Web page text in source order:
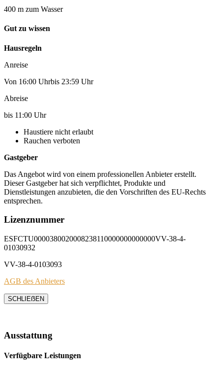
400 m zum Wasser
Gut zu wissen
Hausregeln
Anreise
Von 16:00 Uhrbis 23:59 Uhr
Abreise
bis 11:00 Uhr
Haustiere nicht erlaubt
Rauchen verboten
Gastgeber
Das Angebot wird von einem professionellen Anbieter erstellt.
Dieser Gastgeber hat sich verpflichtet, Produkte und
Dienstleistungen anzubieten, die den Vorschriften des EU-Rechts
entsprechen.
Lizenznummer
ESFCTU0000380020008238110000000000000VV-38-4-
01030932
VV-38-4-0103093
AGB des Anbieters
SCHLIEẞEN
Ausstattung
Verfügbare Leistungen